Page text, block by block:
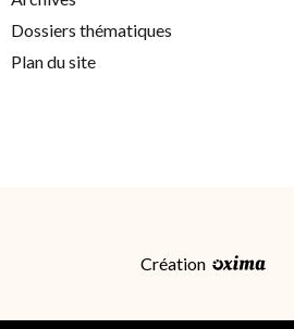
Dossiers thématiques
Plan du site
Création